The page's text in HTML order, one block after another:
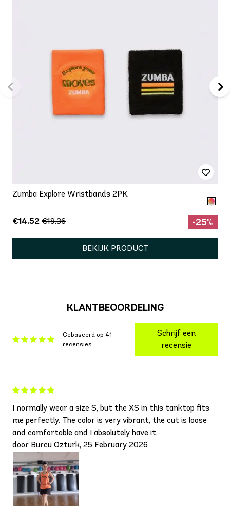
Zumba Explore Wristbands 2PK
€14.52 €19.36 -25%
BEKIJK PRODUCT
KLANTBEOORDELING
Gebaseerd op 41
recensies
Schrijf een
recensie
I normally wear a size S, but the XS in this tanktop fits
me perfectly. The color is very vibrant, the cut is loose
and comfortable and I absolutely have it.
door Burcu Ozturk, 25 February 2026